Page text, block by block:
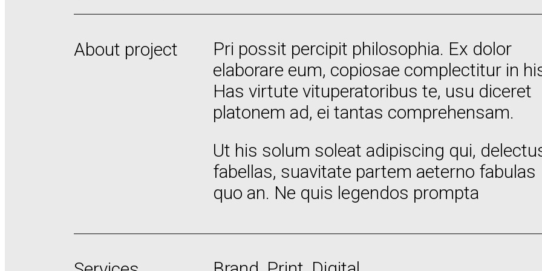
About project
Pri possit percipit philosophia. Ex dolor
elaborare eum, copiosae complectitur in
Has virtute vituperatoribus te, usu diceret
platonem ad, ei tantas comprehensam.
Ut his solum soleat adipiscing qui,
fabellas, suavitate partem aeterno fabulas
quo an. Ne quis legendos prompta